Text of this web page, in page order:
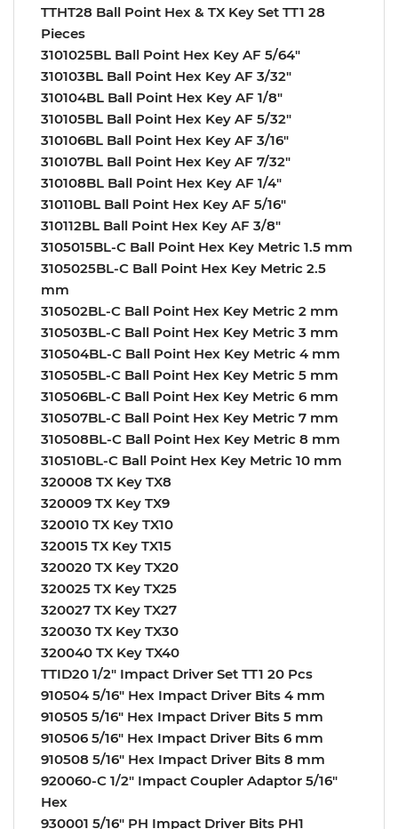
TTHT28 Ball Point Hex & TX Key Set TT1 28
Pieces
3101025BL Ball Point Hex Key AF 5/64″
310103BL Ball Point Hex Key AF 3/32″
310104BL Ball Point Hex Key AF 1/8″
310105BL Ball Point Hex Key AF 5/32″
310106BL Ball Point Hex Key AF 3/16″
310107BL Ball Point Hex Key AF 7/32″
310108BL Ball Point Hex Key AF 1/4″
310110BL Ball Point Hex Key AF 5/16″
310112BL Ball Point Hex Key AF 3/8″
3105015BL-C Ball Point Hex Key Metric 1.5 mm
3105025BL-C Ball Point Hex Key Metric 2.5
mm
310502BL-C Ball Point Hex Key Metric 2 mm
310503BL-C Ball Point Hex Key Metric 3 mm
310504BL-C Ball Point Hex Key Metric 4 mm
310505BL-C Ball Point Hex Key Metric 5 mm
310506BL-C Ball Point Hex Key Metric 6 mm
310507BL-C Ball Point Hex Key Metric 7 mm
310508BL-C Ball Point Hex Key Metric 8 mm
310510BL-C Ball Point Hex Key Metric 10 mm
320008 TX Key TX8
320009 TX Key TX9
320010 TX Key TX10
320015 TX Key TX15
320020 TX Key TX20
320025 TX Key TX25
320027 TX Key TX27
320030 TX Key TX30
320040 TX Key TX40
TTID20 1/2″ Impact Driver Set TT1 20 Pcs
910504 5/16″ Hex Impact Driver Bits 4 mm
910505 5/16″ Hex Impact Driver Bits 5 mm
910506 5/16″ Hex Impact Driver Bits 6 mm
910508 5/16″ Hex Impact Driver Bits 8 mm
920060-C 1/2″ Impact Coupler Adaptor 5/16″
Hex
930001 5/16″ PH Impact Driver Bits PH1